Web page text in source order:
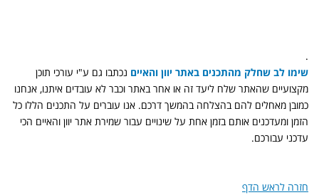
.
שימו לב שחלק מהתכנים באתר יוון והאיים נכתבו גם ע"י עורכי תוכן
מקצועיים שהאתר שלח ליעד זה או אחר באתר וכבר לא עובדים איתנו, אנחנו
כמובן מאחלים להם בהצלחה בהמשך דרכם. אנו עוברים על התכנים הללו כל
הזמן ומעדכנים אותם בזמן אחת על שינויים עבור שמירת אתר יוון והאיים הכי
עדכני עבורכם.
חזרה לראש הדף